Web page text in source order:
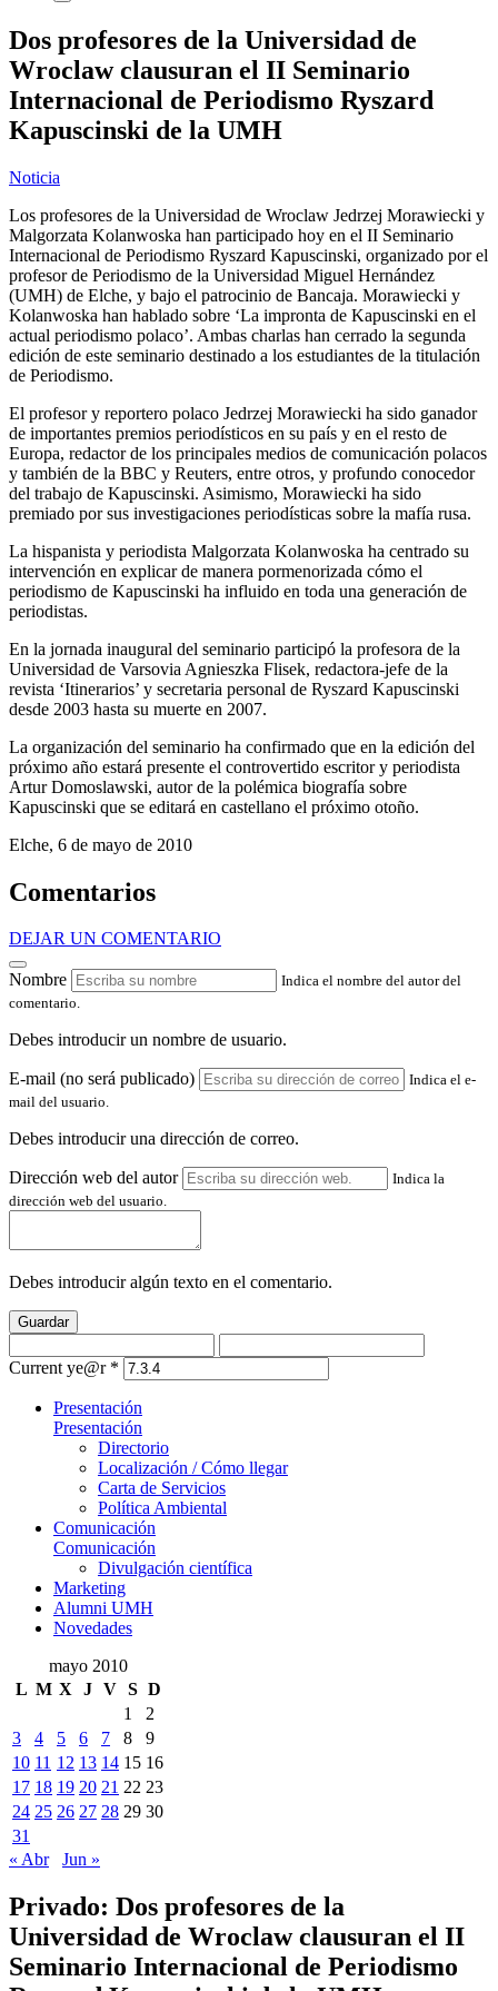
Dos profesores de la Universidad de
Wroclaw clausuran el II Seminario
Internacional de Periodismo Ryszard
Kapuscinski de la UMH
Noticia
Los profesores de la Universidad de Wroclaw Jedrzej Morawiecki y
Malgorzata Kolanwoska han participado hoy en el II Seminario
Internacional de Periodismo Ryszard Kapuscinski, organizado por el
profesor de Periodismo de la Universidad Miguel Hernández
(UMH) de Elche, y bajo el patrocinio de Bancaja. Morawiecki y
Kolanwoska han hablado sobre ‘La impronta de Kapuscinski en el
actual periodismo polaco’. Ambas charlas han cerrado la segunda
edición de este seminario destinado a los estudiantes de la titulación
de Periodismo.
El profesor y reportero polaco Jedrzej Morawiecki ha sido ganador
de importantes premios periodísticos en su país y en el resto de
Europa, redactor de los principales medios de comunicación polacos
y también de la BBC y Reuters, entre otros, y profundo conocedor
del trabajo de Kapuscinski. Asimismo, Morawiecki ha sido
premiado por sus investigaciones periodísticas sobre la mafía rusa.
La hispanista y periodista Malgorzata Kolanwoska ha centrado su
intervención en explicar de manera pormenorizada cómo el
periodismo de Kapuscinski ha influido en toda una generación de
periodistas.
En la jornada inaugural del seminario participó la profesora de la
Universidad de Varsovia Agnieszka Flisek, redactora-jefe de la
revista ‘Itinerarios’ y secretaria personal de Ryszard Kapuscinski
desde 2003 hasta su muerte en 2007.
La organización del seminario ha confirmado que en la edición del
próximo año estará presente el controvertido escritor y periodista
Artur Domoslawski, autor de la polémica biografía sobre
Kapuscinski que se editará en castellano el próximo otoño.
Elche, 6 de mayo de 2010
Comentarios
DEJAR UN COMENTARIO
Nombre
Indica el nombre del autor del
comentario.
Debes introducir un nombre de usuario.
E-mail (no será publicado)
Indica el e-
mail del usuario.
Debes introducir una dirección de correo.
Dirección web del autor
Indica la
dirección web del usuario.
Debes introducir algún texto en el comentario.
Guardar
Current ye@r *
Presentación
Presentación
Directorio
Localización / Cómo llegar
Carta de Servicios
Política Ambiental
Comunicación
Comunicación
Divulgación científica
Marketing
Alumni UMH
Novedades
mayo 2010
L M X J V S D
1
2
3
4 5 6 7 8
9
10 11 12 13 14 15 16
17 18 19 20 21 22 23
24 25 26 27 28 29 30
31
« Abr
Jun »
Privado: Dos profesores de la
Universidad de Wroclaw clausuran el II
Seminario Internacional de Periodismo